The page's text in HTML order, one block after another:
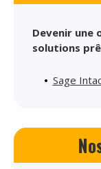
Devenir une
solutions
Sage